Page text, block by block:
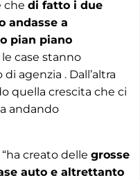
che di fatto i due
andasse a
pian piano
case stanno
agenzia . Dall’altra
quella crescita che ci
andando
creato delle grosse
auto e altrettanto